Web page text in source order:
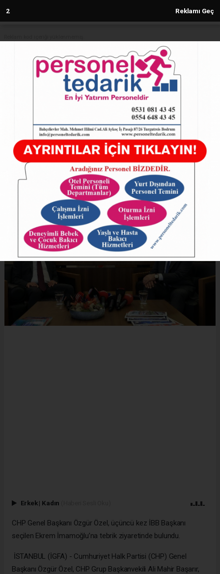
1 Reklamı Geç
Anasayfa
CHP Genel Başkanı Özel’den
İmamoğlu’na tebrik ziyareti
18.05.2024 - 15:11, Güncelleme: 18.05.2024 - 15:11
5078+ kez okundu.
ABONE OL
Erkek | Kadın
CHP Genel Başkanı Özgür Özel, üçüncü kez İBB Başkanı
seçilen Ekrem İmamoğlu’na tebrik ziyaretinde bulundu.
İSTANBUL (İGFA) - Cumhuriyet Halk Partisi (CHP) Genel
Başkanı Özgür Özel, CHP Grup Başkanvekili Ali Mahir Başarır,